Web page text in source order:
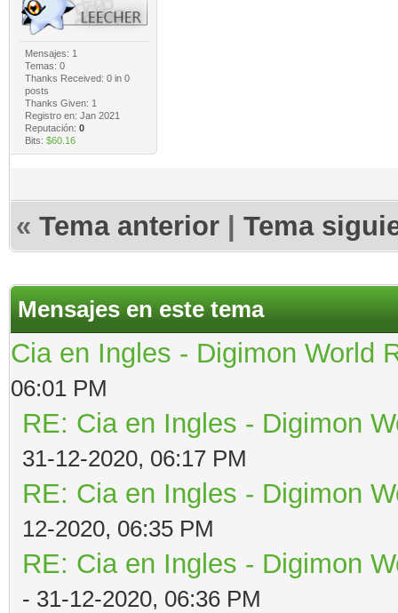
Mensajes: 1
Temas: 0
Thanks Received: 0in 0
posts
Thanks Given: 1
Registro en: Jan 2021
Reputación: 0
Bits: $60.16
« Tema anterior Tema
Mensajes en este tema
Cia en Ingles - Digimon World
06:01 PM
RE: Cia en Ingles - Digimon
31-12-2020, 06:17 PM
RE: Cia en Ingles - Digimon
12-2020, 06:35 PM
RE: Cia en Ingles - Digimon
- 31-12-2020, 06:36 PM